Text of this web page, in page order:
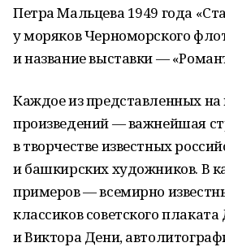
Петра Мальцева 1949 года
у моряков Черноморского
и название выставки —
Каждое из представленных на
произведений — важнейшая
в творчестве известных
и башкирских художников. В
примеров — всемирно
классиков советского
и Виктора Дени,